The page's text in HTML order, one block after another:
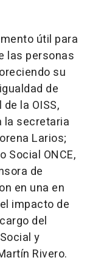
útil para
las personas
su
de
la OISS,
la secretaria
Larios;
Social ONCE,
de
en una en
impacto de
del
y
Rivero.